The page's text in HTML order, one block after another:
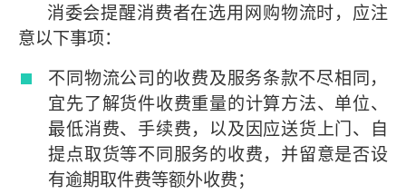
消委会提醒消费者在选用网购物流时，应注
意以下事项：
不同物流公司的收费及服务条款不尽相同，
宜先了解货件收费重量的计算方法、单位、
最低消费、手续费，以及因应送货上门、自
提点取货等不同服务的收费，并留意是否设
有逾期取件费等额外收费；